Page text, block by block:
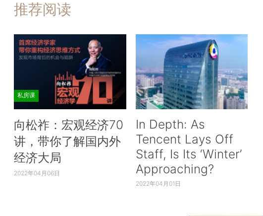
推荐阅读
私房课
向松祚：宏观经济70
讲，带你了解国内外
经济大局
2022年04月06日
In Depth: As
Tencent Lays Off
Staff, Is Its ‘Winter’
Approaching?
2022年04月01日